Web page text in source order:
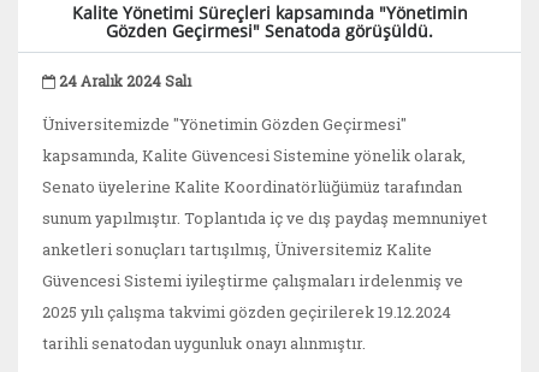
Kalite Yönetimi Süreçleri kapsamında "Yönetimin
Gözden Geçirmesi" Senatoda görüşüldü.
24 Aralık 2024 Salı
Üniversitemizde "Yönetimin Gözden Geçirmesi"
kapsamında, Kalite Güvencesi Sistemine yönelik olarak,
Senato üyelerine Kalite Koordinatörlüğümüz tarafından
sunum yapılmıştır. Toplantıda iç ve dış paydaş memnuniyet
anketleri sonuçları tartışılmış, Üniversitemiz Kalite
Güvencesi Sistemi iyileştirme çalışmaları irdelenmiş ve
2025 yılı çalışma takvimi gözden geçirilerek 19.12.2024
tarihli senatodan uygunluk onayı alınmıştır.